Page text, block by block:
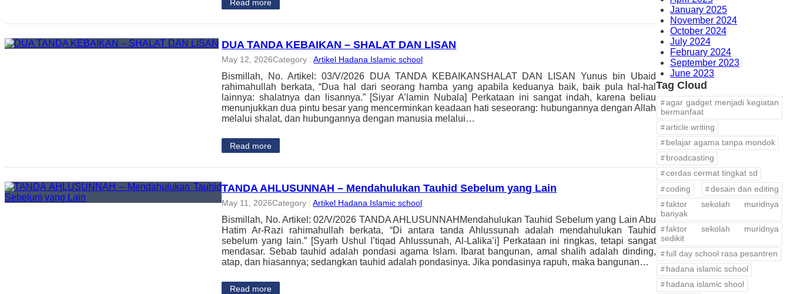
Read more
DUA TANDA KEBAIKAN – SHALAT DAN LISAN
May 12, 2026Category :Artikel Hadana Islamic school
Bismillah, No. Artikel: 03/V/2026 DUA TANDA KEBAIKANSHALAT DAN LISAN Yunus bin Ubaid
rahimahullah berkata, “Dua hal dari seorang hamba yang apabila keduanya baik, baik pula hal-hal
lainnya: shalatnya dan lisannya.” [Siyar A’lamin Nubala] Perkataan ini sangat indah, karena beliau
menunjukkan dua pintu besar yang mencerminkan keadaan hati seseorang: hubungannya dengan Allah
melalui shalat, dan hubungannya dengan manusia melalui…
Read more
TANDA AHLUSUNNAH – Mendahulukan Tauhid Sebelum yang Lain
May 11, 2026Category :Artikel Hadana Islamic school
Bismillah, No. Artikel: 02/V/2026 TANDA AHLUSUNNAHMendahulukan Tauhid Sebelum yang Lain Abu
Hatim Ar-Razi rahimahullah berkata, “Di antara tanda Ahlussunah adalah mendahulukan Tauhid
sebelum yang lain.” [Syarh Ushul I’tiqad Ahlussunah, Al-Lalika’i] Perkataan ini ringkas, tetapi sangat
mendasar. Sebab tauhid adalah pondasi agama Islam. Ibarat bangunan, amal shalih adalah dinding,
atap, dan hiasannya; sedangkan tauhid adalah pondasinya. Jika pondasinya rapuh, maka bangunan…
Read more
January 2025
November 2024
October 2024
July 2024
February 2024
September 2023
June 2023
Tag Cloud
agar gadget menjadi kegiatan
bermanfaat
article writing
belajar agama tanpa mondok
broadcasting
cerdas cermat tingkat sd
coding
desain dan editing
faktor sekolah muridnya
banyak
faktor sekolah muridnya
sedikit
full day school rasa pesantren
hadana islamic school
hadana islamic shool